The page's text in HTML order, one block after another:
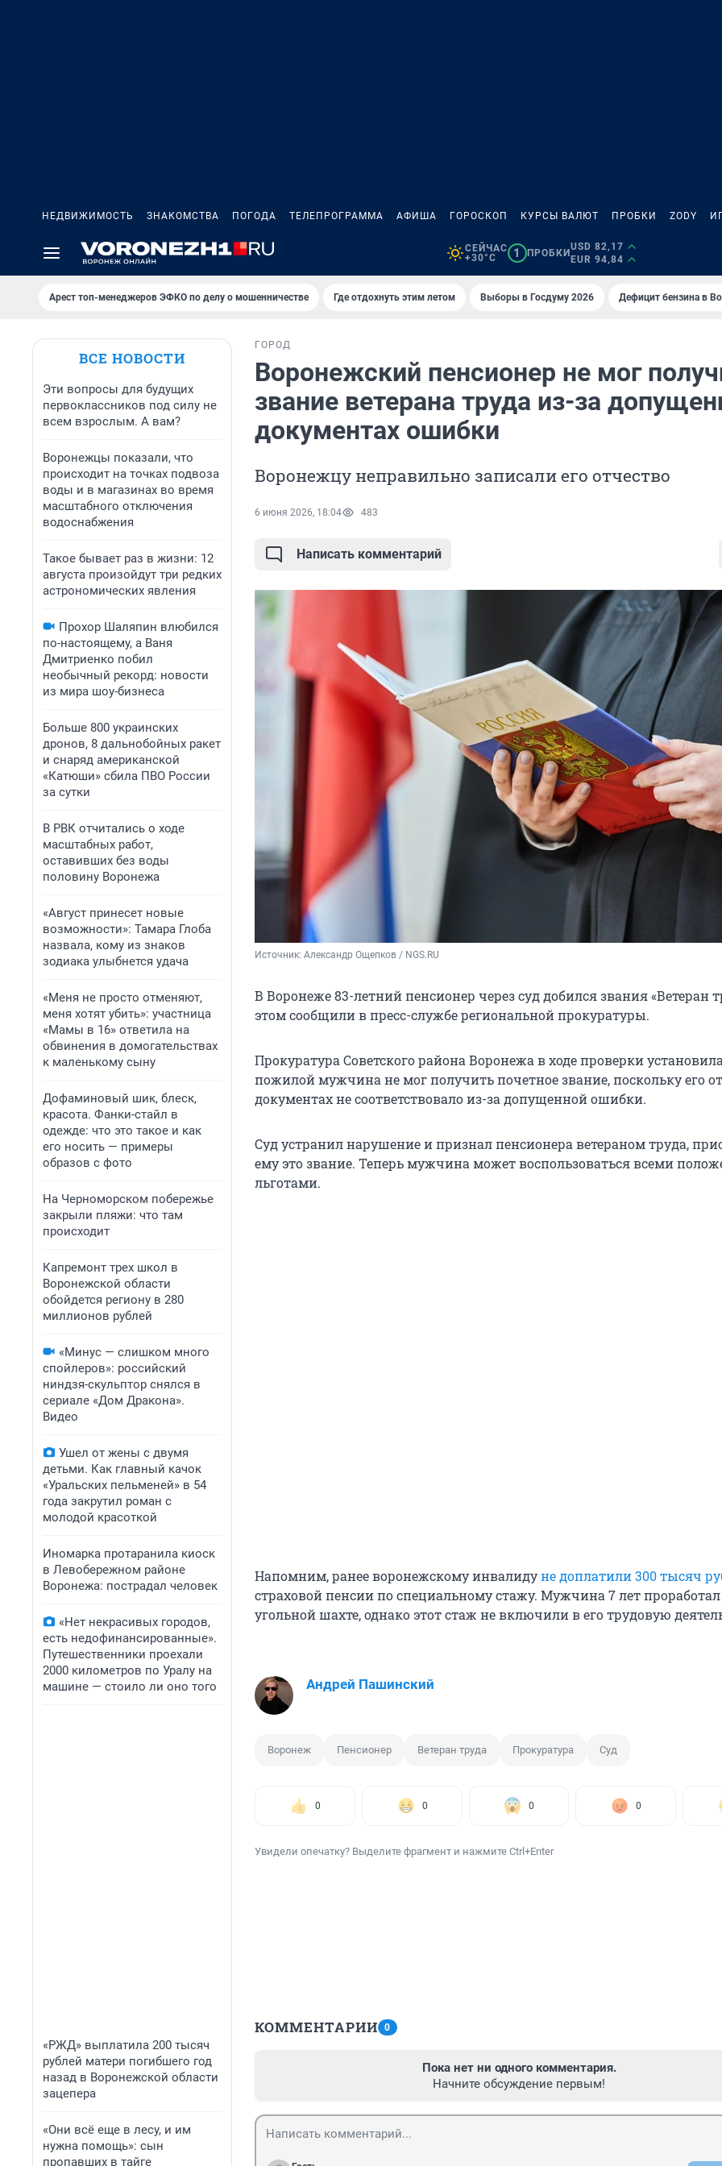
НЕДВИЖИМОСТЬ ЗНАКОМСТВА ПОГОДА ТЕЛЕПРОГРАММА АФИША ГОРОСКОП КУРСЫ ВАЛЮТ ПРОБКИ ZODY
СЕЙЧАС
+30°C
1 ПРОБКИ
USD 82,17
EUR 94,84
Арест топ-менеджеров ЭФКО по делу о мошенничестве Где отдохнуть этим летом Выборы в Госдуму 2026 Дефицит бензина в
ВСЕ НОВОСТИ
Эти вопросы для будущих
первоклассников под силу не
всем взрослым. А вам?
Воронежцы показали, что
происходит на точках подвоза
воды и в магазинах во время
масштабного отключения
водоснабжения
Такое бывает раз в жизни: 12
августа произойдут три редких
астрономических явления
Прохор Шаляпин влюбился
по-настоящему, а Ваня
Дмитриенко побил
необычный рекорд: новости
из мира шоу-бизнеса
Больше 800 украинских
дронов, 8 дальнобойных ракет
и снаряд американской
«Катюши» сбила ПВО России
за сутки
В РВК отчитались о ходе
масштабных работ,
оставивших без воды
половину Воронежа
«Август принесет новые
возможности»: Тамара Глоба
назвала, кому из знаков
зодиака улыбнется удача
«Меня не просто отменяют,
меня хотят убить»: участница
«Мамы в 16» ответила на
обвинения в домогательствах
к маленькому сыну
Дофаминовый шик, блеск,
красота. Фанки-стайл в
одежде: что это такое и как
его носить — примеры
образов с фото
На Черноморском побережье
закрыли пляжи: что там
происходит
Капремонт трех школ в
Воронежской области
обойдется региону в 280
миллионов рублей
«Минус — слишком много
спойлеров»: российский
ниндзя-скульптор снялся в
сериале «Дом Дракона».
Видео
Ушел от жены с двумя
детьми. Как главный качок
«Уральских пельменей» в 54
года закрутил роман с
молодой красоткой
Иномарка протаранила киоск
в Левобережном районе
Воронежа: пострадал человек
«Нет некрасивых городов,
есть недофинансированные».
Путешественники проехали
2000 километров по Уралу на
машине — стоило ли оно того
«РЖД» выплатила 200 тысяч
рублей матери погибшего год
назад в Воронежской области
зацепера
«Они всё еще в лесу, и им
нужна помощь»: сын
пропавших в тайге
ГОРОД
Воронежский пенсионер не мог
звание ветерана труда из-за
документах ошибки
Воронежцу неправильно записали его отчество
6 июня 2026, 18:04 483
Написать комментарий
Источник: Александр Ощепков / NGS.RU
В Воронеже 83-летний пенсионер через суд добился звания «Ветеран
этом сообщили в пресс-службе региональной прокуратуры.
Прокуратура Советского района Воронежа в ходе проверки
пожилой мужчина не мог получить почетное звание, поскольку его
документах не соответствовало из-за допущенной ошибки.
Суд устранил нарушение и признал пенсионера ветераном труда,
ему это звание. Теперь мужчина может воспользоваться всеми
льготами.
Напомним, ранее воронежскому инвалидуне доплатили 300 тысяч
страховой пенсии по специальному стажу. Мужчина 7 лет
угольной шахте, однако этот стаж не включили в его трудовую
Андрей Пашинский
Воронеж Пенсионер Ветеран труда Прокуратура Суд
0 0 0 0
Увидели опечатку? Выделите фрагмент и нажмите Ctrl+Enter
КОММЕНТАРИИ 0
Пока нет ни одного комментария.
Начните обсуждение первым!